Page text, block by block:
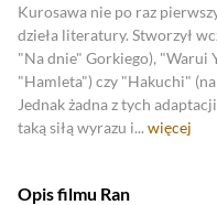
Zobacz
Kurosawa nie po raz
dzieła literatury. Stworzył
"Na dnie" Gorkiego), "Warui
"Hamleta") czy "Hakuchi"
Jednak żadna z tych
taką siłą wyrazu i... więcej
Opis filmu Ran